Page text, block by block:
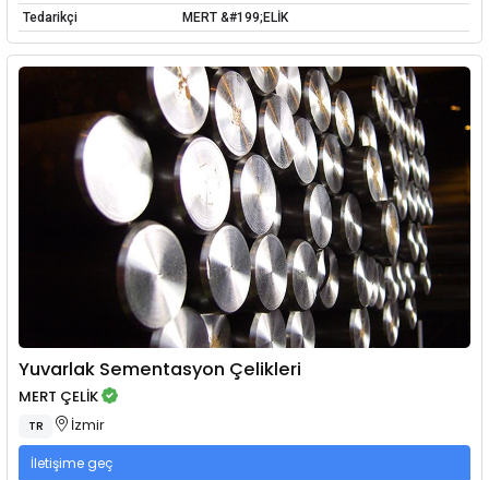
Tedarikçi
MERT &#199;ELİK
Yuvarlak Sementasyon Çelikleri
MERT ÇELİK
TR İzmir
İletişime geç